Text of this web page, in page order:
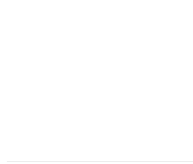
نمی‌شود. قفل این ساعت از مدل
ساعت به راحتی از دست نمی‌افتد. این
روی بند ترک یا بریدگی ایجاد نمی‌کند